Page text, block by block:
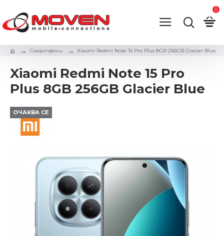
0
Смартфони Xiaomi Redmi Note 15 Pro Plus 8GB 256GB Glacier Blue
Xiaomi Redmi Note 15 Pro
Plus 8GB 256GB Glacier Blue
ОЧАКВА СЕ